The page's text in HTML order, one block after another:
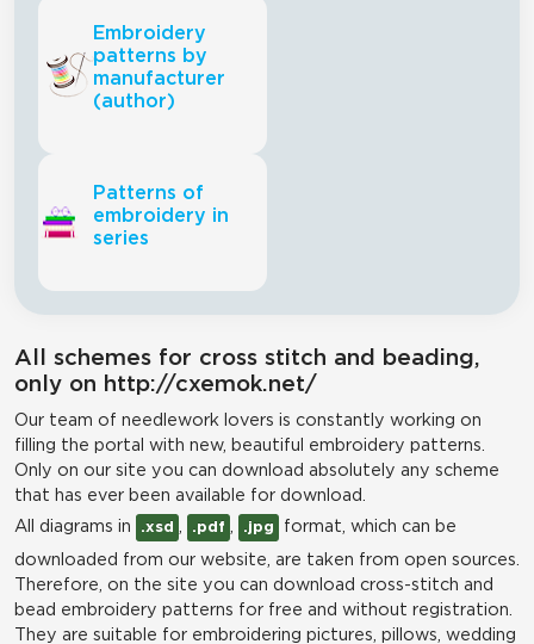
Embroidery
patterns by
manufacturer
(author)
Patterns of
embroidery in
series
All schemes for cross stitch and beading,
only on http://cxemok.net/
Our team of needlework lovers is constantly working on
filling the portal with new, beautiful embroidery patterns.
Only on our site you can download absolutely any scheme
that has ever been available for download.
All diagrams in
.xsd .pdf .jpg format, which can be
downloaded from our website, are taken from open sources.
Therefore, on the site you can download cross-stitch and
bead embroidery patterns for free and without registration.
They are suitable for embroidering pictures, pillows, wedding